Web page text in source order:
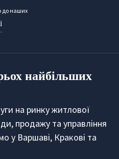
до наших
найбільших
на ринку житлової
продажу та управління
у Варшаві, Кракові та